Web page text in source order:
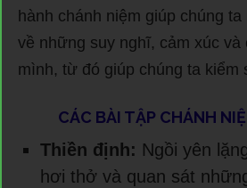
hành chánh niệm giúp chúng
về những suy nghĩ, cảm xúc và
mình, từ đó giúp chúng ta kiểm
CÁC BÀI TẬP CHÁNH
Thiền định: Ngồi yên
hơi thở và quan sát